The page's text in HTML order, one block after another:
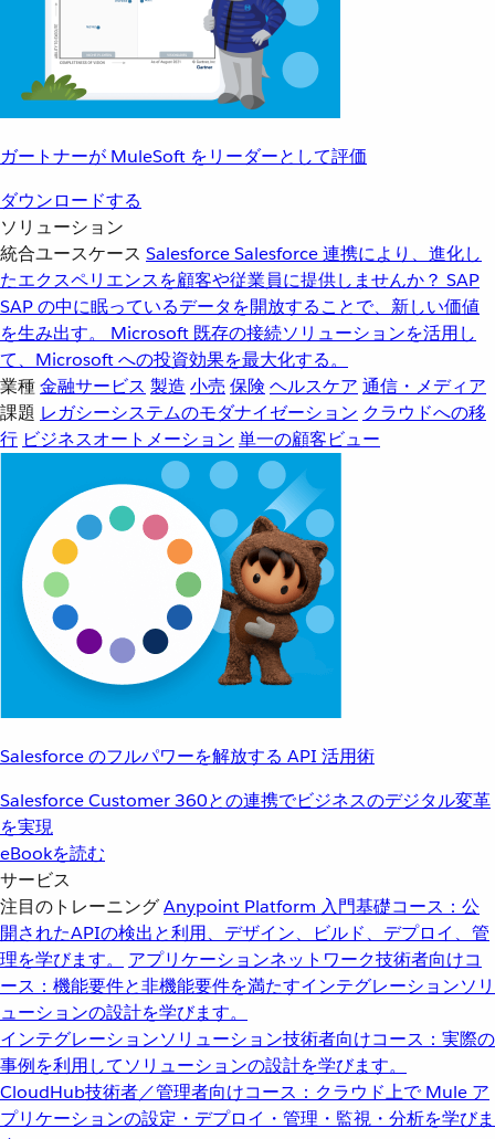
ガートナーが MuleSoft をリーダーとして評価
ダウンロードする
ソリューション
統合ユースケース SalesforceSalesforce 連携により、進化し
たエクスペリエンスを顧客や従業員に提供しませんか？ SAP
SAP の中に眠っているデータを開放することで、新しい価値
を生み出す。
Microsoft 既存の接続ソリューションを活用し
て、Microsoft への投資効果を最大化する。
業種金融サービス 製造 小売 保険 ヘルスケア 通信・メディア
課題 レガシーシステムのモダナイゼーション クラウドへの移
行 ビジネスオートメーション 単一の顧客ビュー
Salesforce のフルパワーを解放する API 活用術
Salesforce Customer 360との連携でビジネスのデジタル変革
を実現
eBookを読む
サービス
注目のトレーニングAnypoint Platform 入門基礎コース：公
開されたAPIの検出と利用、デザイン、ビルド、デプロイ、管
理を学びます。
アプリケーションネットワーク技術者向けコ
ース：機能要件と非機能要件を満たすインテグレーションソリ
ューションの設計を学びます。
インテグレーションソリューション技術者向けコース：実際の
事例を利用してソリューションの設計を学びます。
CloudHub技術者／管理者向けコース：クラウド上で Mule ア
プリケーションの設定・デプロイ・管理・監視・分析を学びま